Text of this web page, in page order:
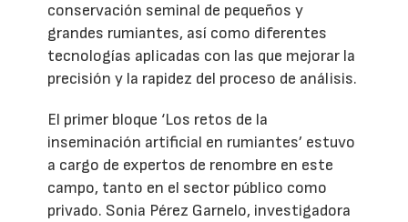
conservación seminal de pequeños y
grandes rumiantes, así como diferentes
tecnologías aplicadas con las que mejorar la
precisión y la rapidez del proceso de análisis.
El primer bloque ‘Los retos de la
inseminación artificial en rumiantes’ estuvo
a cargo de expertos de renombre en este
campo, tanto en el sector público como
privado. Sonia Pérez Garnelo, investigadora